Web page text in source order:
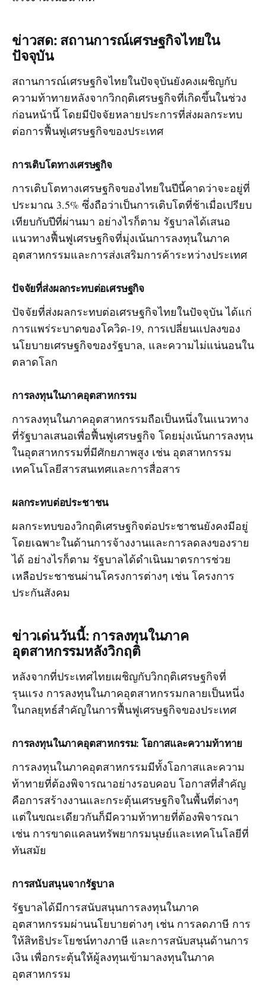
ข่าวสด: สถานการณ์เศรษฐกิจไทยใน
ปัจจุบัน
สถานการณ์เศรษฐกิจไทยในปัจจุบันยังคงเผชิญกับ
ความท้าทายหลังจากวิกฤติเศรษฐกิจที่เกิดขึ้นในช่วง
ก่อนหน้านี้ โดยมีปัจจัยหลายประการที่ส่งผลกระทบ
ต่อการฟื้นฟูเศรษฐกิจของประเทศ
การเติบโตทางเศรษฐกิจ
การเติบโตทางเศรษฐกิจของไทยในปีนี้คาดว่าจะอยู่ที่
ประมาณ 3.5% ซึ่งถือว่าเป็นการเติบโตที่ช้าเมื่อเปรียบ
เทียบกับปีที่ผ่านมา อย่างไรก็ตาม รัฐบาลได้เสนอ
แนวทางฟื้นฟูเศรษฐกิจที่มุ่งเน้นการลงทุนในภาค
อุตสาหกรรมและการส่งเสริมการค้าระหว่างประเทศ
ปัจจัยที่ส่งผลกระทบต่อเศรษฐกิจ
ปัจจัยที่ส่งผลกระทบต่อเศรษฐกิจไทยในปัจจุบัน ได้แก่
การแพร่ระบาดของโควิด-19, การเปลี่ยนแปลงของ
นโยบายเศรษฐกิจของรัฐบาล, และความไม่แน่นอนใน
ตลาดโลก
การลงทุนในภาคอุตสาหกรรม
การลงทุนในภาคอุตสาหกรรมถือเป็นหนึ่งในแนวทาง
ที่รัฐบาลเสนอเพื่อฟื้นฟูเศรษฐกิจ โดยมุ่งเน้นการลงทุน
ในอุตสาหกรรมที่มีศักยภาพสูง เช่น อุตสาหกรรม
เทคโนโลยีสารสนเทศและการสื่อสาร
ผลกระทบต่อประชาชน
ผลกระทบของวิกฤติเศรษฐกิจต่อประชาชนยังคงมีอยู่
โดยเฉพาะในด้านการจ้างงานและการลดลงของราย
ได้ อย่างไรก็ตาม รัฐบาลได้ดำเนินมาตรการช่วย
เหลือประชาชนผ่านโครงการต่างๆ เช่น โครงการ
ประกันสังคม
ข่าวเด่นวันนี้: การลงทุนในภาค
อุตสาหกรรมหลังวิกฤติ
หลังจากที่ประเทศไทยเผชิญกับวิกฤติเศรษฐกิจที่
รุนแรง การลงทุนในภาคอุตสาหกรรมกลายเป็นหนึ่ง
ในกลยุทธ์สำคัญในการฟื้นฟูเศรษฐกิจของประเทศ
การลงทุนในภาคอุตสาหกรรม: โอกาสและความท้าทาย
การลงทุนในภาคอุตสาหกรรมมีทั้งโอกาสและความ
ท้าทายที่ต้องพิจารณาอย่างรอบคอบ โอกาสที่สำคัญ
คือการสร้างงานและกระตุ้นเศรษฐกิจในพื้นที่ต่างๆ
แต่ในขณะเดียวกันก็มีความท้าทายที่ต้องพิจารณา
เช่น การขาดแคลนทรัพยากรมนุษย์และเทคโนโลยีที่
ทันสมัย
การสนับสนุนจากรัฐบาล
รัฐบาลได้มีการสนับสนุนการลงทุนในภาค
อุตสาหกรรมผ่านนโยบายต่างๆ เช่น การลดภาษี การ
ให้สิทธิประโยชน์ทางภาษี และการสนับสนุนด้านการ
เงิน เพื่อกระตุ้นให้ผู้ลงทุนเข้ามาลงทุนในภาค
อุตสาหกรรม